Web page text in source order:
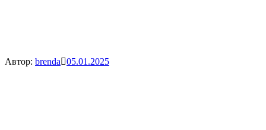
Автор: brenda 05.01.2025